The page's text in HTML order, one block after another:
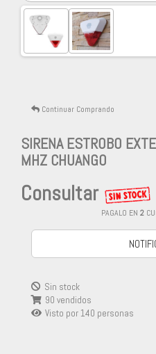
Continuar Comprando
SIRENA ESTROBO
MHZ CHUANGO
Consultar
PAGALO EN 2
Sin stock
90 vendidos
Visto por 140 personas